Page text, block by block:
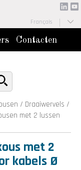
Français
Nederlands
Contacten
/ Draaiwervels /
met 2 lussen
met 2
kabels Ø